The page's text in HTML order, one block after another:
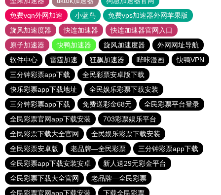
免费vqn外网加速
小蓝鸟
免费vps加速器外网苹果版
旋风加速度器
快连加速器
快连加速器官网入口
原子加速器
快鸭加速器 旋风加速度器
外网网址导航
软件中心
雷霆加速 狂飙加速器 哔咔漫画
快鸭VPN
三分钟彩票app下载
全民彩票安卓版下载
快乐彩票app下载地址
全民娱乐彩票下载安装
三分钟彩票app下载
免费送彩金68元
全民彩票平台登录
全民彩票官网app下载安装
703彩票娱乐平台
全民彩票下载大全官网
全民娱乐彩票下载安装
全民彩票安卓版
老品牌—全民彩票
三分钟彩票app下载
全民彩票app下载安装安卓
新人送29元彩金平台
全民彩票下载大全官网
老品牌—全民彩票
全民彩票官网app下载安装
下载全民彩票